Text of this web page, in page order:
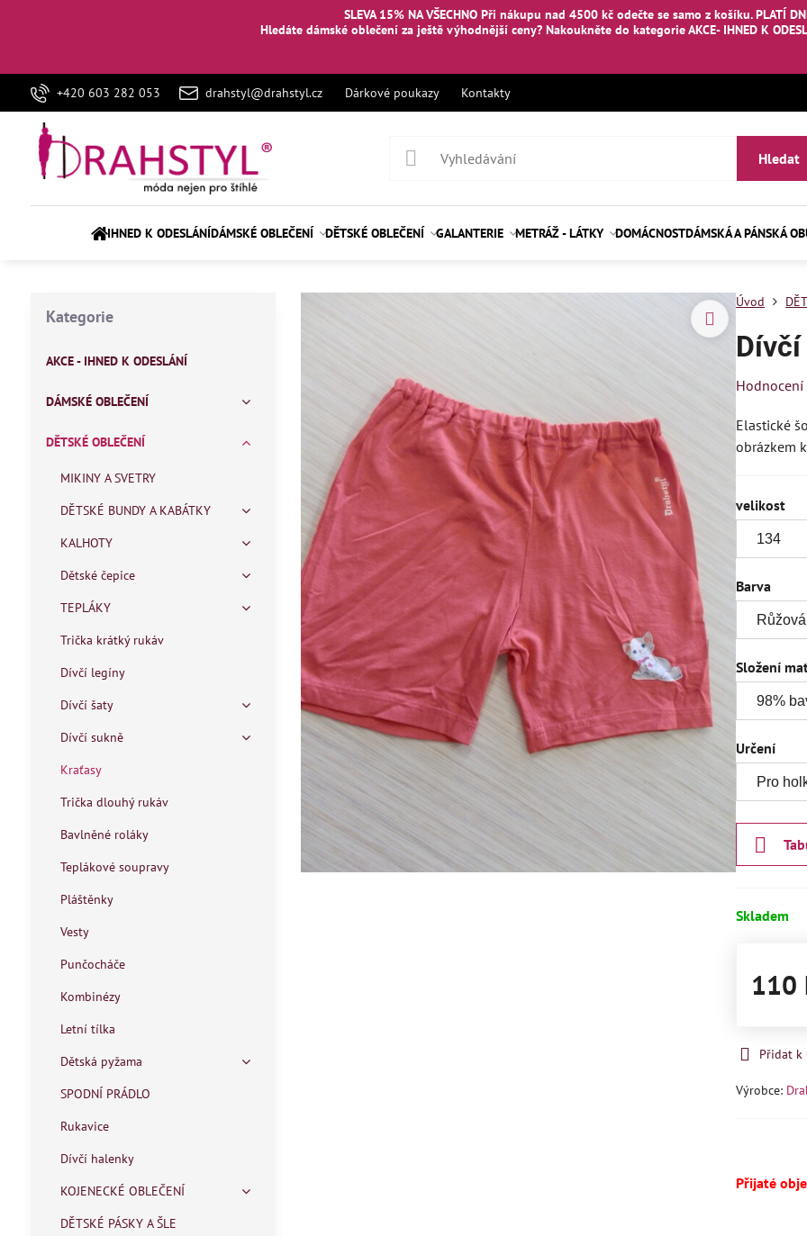
SLEVA 15% NA VŠECHNO Při nákupu nad 4500 kč odečte se samo z košíku. PLATÍ
Hledáte dámské oblečení za ještě výhodnější ceny? Nakouknětedo kategorie AKCE- IHNED K
+420 603 282 053 drahstyl@drahstyl.cz Dárkové poukazy Kontakty
Hledat
IHNED K ODESLÁNÍDÁMSKÉ OBLEČENÍ DĚTSKÉ OBLEČENÍ GALANTERIE METRÁŽ - LÁTKY DOMÁCNOSTDÁMSKÁ A PÁNSKÁ
Úvod
Hodnocení
Elastické
obrázkem
velikost
Barva
Složení
Určení
Skladem
110
Přidat k
Výrobce:
Přijaté
Kategorie
AKCE - IHNED K ODESLÁNÍ
DÁMSKÉ OBLEČENÍ
DĚTSKÉ OBLEČENÍ
MIKINY A SVETRY
DĚTSKÉ BUNDY A KABÁTKY
KALHOTY
Dětské čepice
TEPLÁKY
Trička krátký rukáv
Dívčí legíny
Dívčí šaty
Dívčí sukně
Kraťasy
Trička dlouhý rukáv
Bavlněné roláky
Teplákové soupravy
Pláštěnky
Vesty
Punčocháče
Kombinézy
Letní tílka
Dětská pyžama
SPODNÍ PRÁDLO
Rukavice
Dívčí halenky
KOJENECKÉ OBLEČENÍ
DĚTSKÉ PÁSKY A ŠLE